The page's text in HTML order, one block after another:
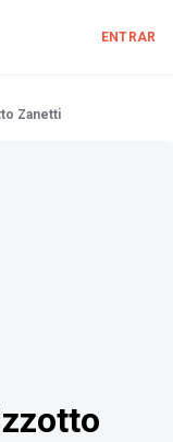
ENTRAR
Zanetti